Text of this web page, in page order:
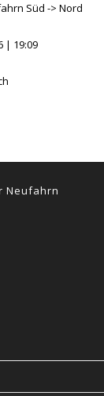
Süd -> Nord
| 19:09
Neufahrn